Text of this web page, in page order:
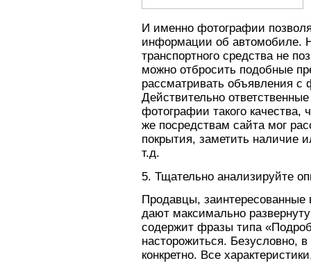
И именно фотографии
информации об автомобиле.
транспортного средства не
можно отбросить подобные
рассматривать объявления с
Действительно
фотографии такого качества,
же посредствам сайта мог
покрытия, заметить наличие
т.д.
5. Тщательно анализируйте
Продавцы, заинтересованные
дают максимально
содержит фразы типа
насторожиться. Безусловно,
конкретно. Все